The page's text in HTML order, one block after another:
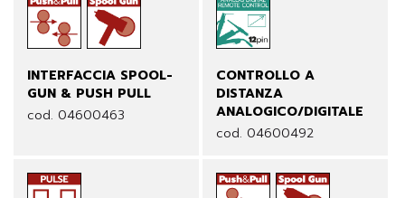
INTERFACCIA SPOOL-
GUN & PUSH PULL
cod. 04600463
CONTROLLO A
DISTANZA
ANALOGICO/DIGITALE
cod. 04600492